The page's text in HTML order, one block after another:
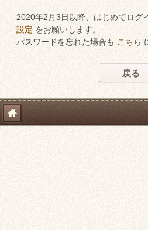
2020年2月3日以降、はじめてログ
設定 をお願いします。
パスワードを忘れた場合も こちら
戻る